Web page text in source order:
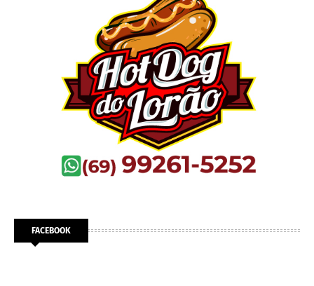
FACEBOOK